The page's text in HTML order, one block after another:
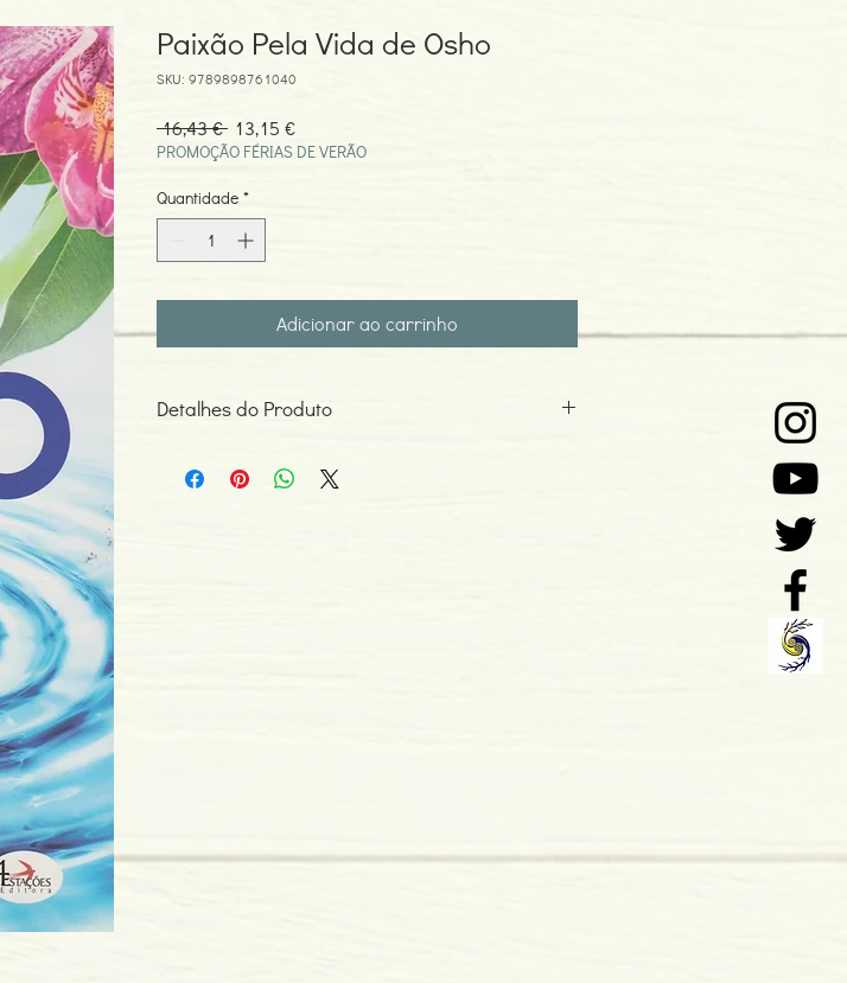
Paixão Pela Vida de Osho
SKU: 9789898761040
16,43 € Preço
normal
13,15 €Preço
promocional
PROMOÇÃO FÉRIAS DE VERÃO
Quantidade *
Adicionar ao carrinho
Detalhes do Produto
ISBN: 9789898761040